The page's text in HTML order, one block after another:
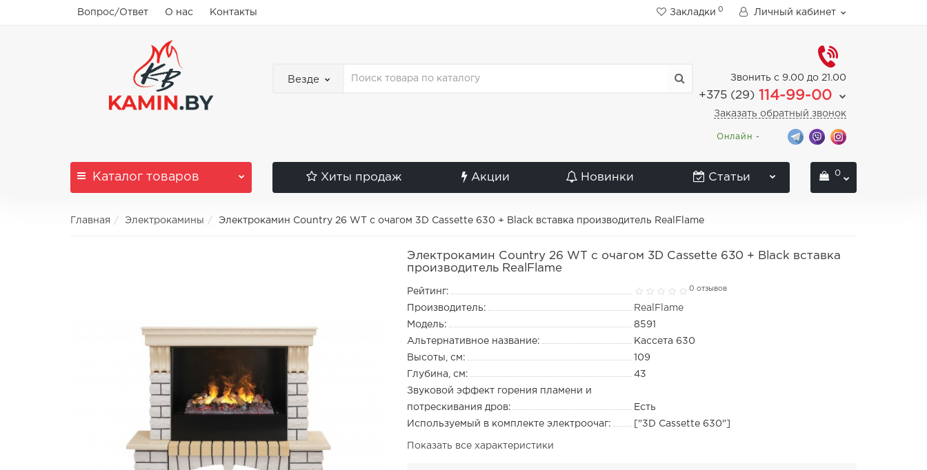
Вопрос/Ответ О нас Контакты Закладки 0 Личный кабинет
Везде Звонить с 9.00 до 21.00
+375 (29) 114-99-00
Заказать обратный звонок
Онлайн -
Каталог товаров Хиты продаж Акции Новинки Статьи 0
Главная Электрокамины Электрокамин Country 26 WT с очагом 3D Cassette 630 + Black вставка производитель RealFlame
Электрокамин Country 26 WT с очагом 3D Cassette 630 + Black вставка
производитель RealFlame
Рейтинг: 0 отзывов
Производитель:
RealFlame
Модель:
8591
Альтернативное название:
Кассета 630
Высоты, см:
109
Глубина, см:
43
Звуковой эффект горения пламени и
потрескивания дров:
Есть
Используемый в комплекте электроочаг:
["3D Cassette 630"]
Показать все характеристики